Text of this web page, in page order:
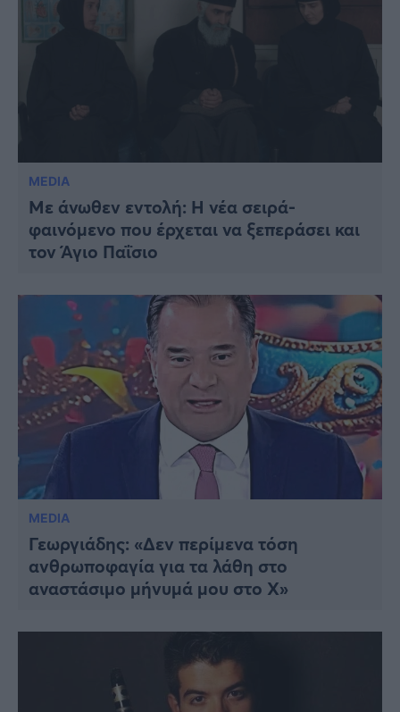
MEDIA
Με άνωθεν εντολή: Η νέα σειρά-
φαινόμενο που έρχεται να ξεπεράσει και
τον Άγιο Παΐσιο
MEDIA
Γεωργιάδης: «Δεν περίμενα τόση
ανθρωποφαγία για τα λάθη στο
αναστάσιμο μήνυμά μου στο Χ»